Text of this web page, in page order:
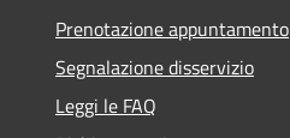
Prenotazione appuntamento
Segnalazione disservizio
Leggi le FAQ